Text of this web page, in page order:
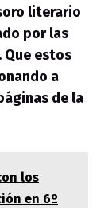
literario
por las
Que estos
a
de la
los
en 6º